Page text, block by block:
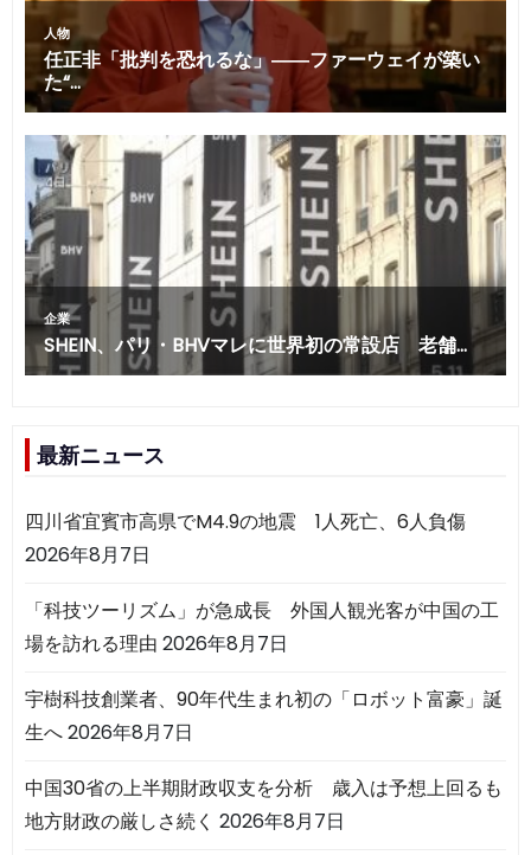
最新ニュース
四川省宜賓市高県でM4.9の地震 1人死亡、6人負傷
2026年8月7日
「科技ツーリズム」が急成長 外国人観光客が中国の工
場を訪れる理由 2026年8月7日
宇樹科技創業者、90年代生まれ初の「ロボット富豪」誕
生へ2026年8月7日
中国30省の上半期財政収支を分析 歳入は予想上回るも
地方財政の厳しさ続く 2026年8月7日